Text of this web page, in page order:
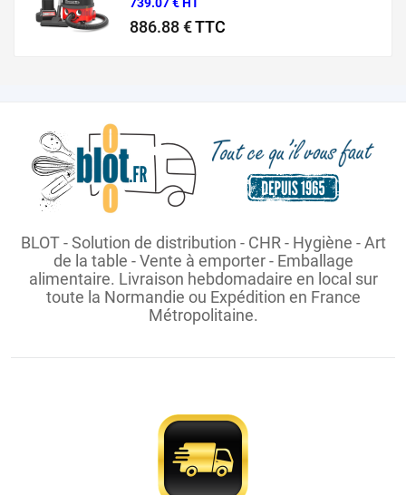
739.07 € HT
886.88 €TTC
BLOT - Solution de distribution - CHR - Hygiène - Art
de la table - Vente à emporter - Emballage
alimentaire. Livraison hebdomadaire en local sur
toute la Normandie ou Expédition en France
Métropolitaine.